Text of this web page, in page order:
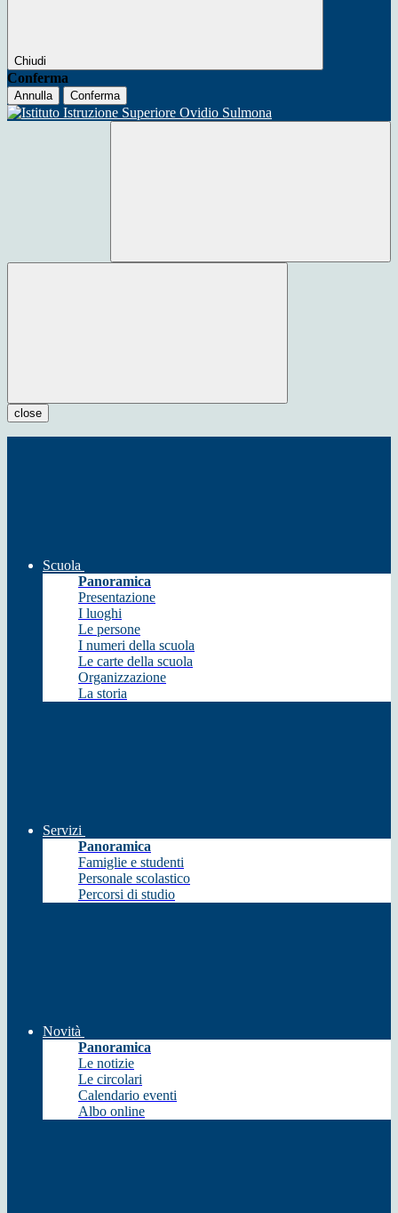
Chiudi
Conferma
Annulla Conferma
close
Scuola
Panoramica
Presentazione
I luoghi
Le persone
I numeri della scuola
Le carte della scuola
Organizzazione
La storia
Servizi
Panoramica
Famiglie e studenti
Personale scolastico
Percorsi di studio
Novità
Panoramica
Le notizie
Le circolari
Calendario eventi
Albo online